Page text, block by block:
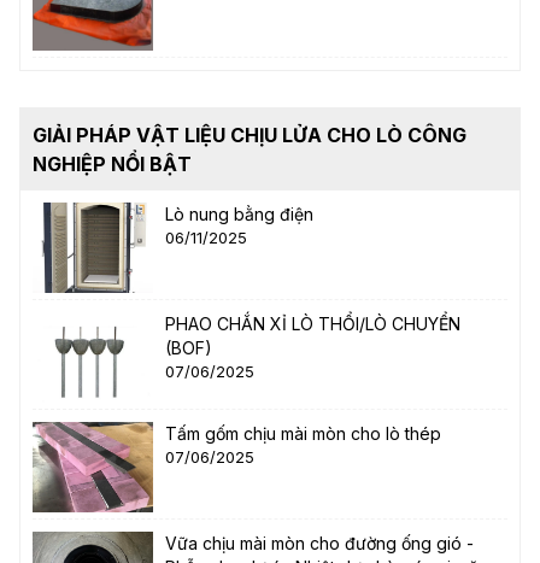
GIẢI PHÁP VẬT LIỆU CHỊU LỬA CHO LÒ CÔNG
NGHIỆP NỔI BẬT
Lò nung bằng điện
06/11/2025
PHAO CHẮN XỈ LÒ THỔI/LÒ CHUYỂN
(BOF)
07/06/2025
Tấm gốm chịu mài mòn cho lò thép
07/06/2025
Vữa chịu mài mòn cho đường ống gió -